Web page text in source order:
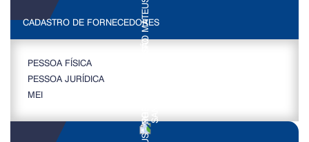
CADASTRO DE FORNECEDORES
PESSOA FÍSICA
PESSOA JURÍDICA
MEI